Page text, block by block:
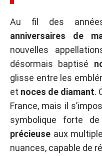
Au fil des
anniversaires de
nouvelles
désormais baptisé
glisse entre les
et noces de diamant.
France, mais il
symbolique forte
précieuse aux
nuances, capable de